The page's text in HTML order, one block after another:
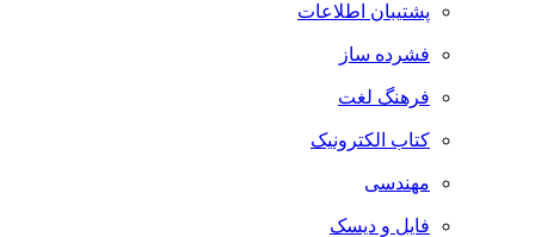
پشتیبان اطلاعات
فشرده ساز
فرهنگ لغت
کتاب الکترونیک
مهندسی
فایل و دیسک